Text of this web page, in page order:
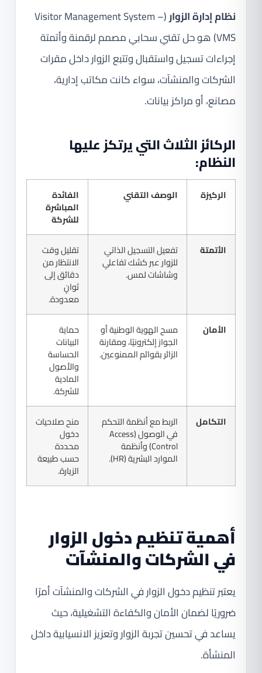
نظام إدارة الزوار (Visitor Management System –
VMS) هو حل تقني سحابي مصمم لرقمنة وأتمتة
إجراءات تسجيل واستقبال وتتبع الزوار داخل مقرات
الشركات والمنشآت، سواء كانت مكاتب إدارية،
مصانع، أو مراكز بيانات.
الركائز الثلاث التي يرتكز عليها
النظام:
الركيزة الوصف التقني الفائدة
المباشرة
للشركة
الأتمتة
تفعيل التسجيل الذاتي
للزوار عبر كشك تفاعلي
وشاشات لمس.
تقليل وقت
الانتظار من
دقائق إلى
ثوانٍ
معدودة.
الأمان
مسح الهوية الوطنية أو
الجواز إلكترونيًا، ومقارنة
الزائر بقوائم الممنوعين.
حماية
البيانات
الحساسة
والأصول
المادية
للشركة.
التكامل
الربط مع أنظمة التحكم
في الوصول (Access
Control) وأنظمة
الموارد البشرية (HR).
منح صلاحيات
دخول
محددة
حسب طبيعة
الزيارة.
أهمية تنظيم دخول الزوار
في الشركات والمنشآت
يعتبر تنظيم دخول الزوار في الشركات والمنشآت أمرًا
ضروريًا لضمان الأمان والكفاءة التشغيلية، حيث
يساعد في تحسين تجربة الزوار وتعزيز الانسيابية داخل
المنشأة.